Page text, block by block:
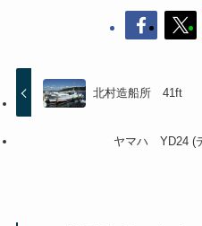
北村造船所 41ft
ヤマハ YD24 (